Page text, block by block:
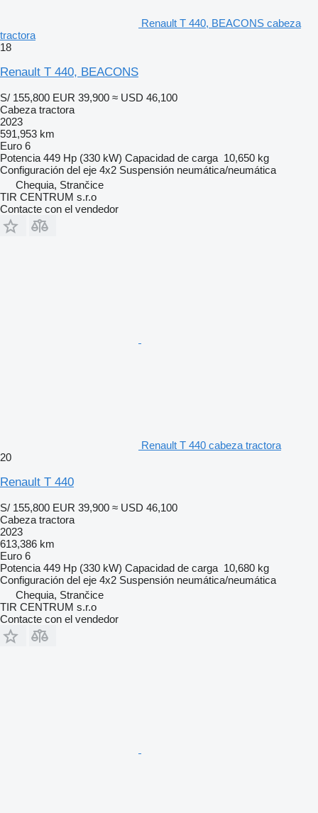
Renault T 440, BEACONS cabeza
tractora
18
Renault T 440, BEACONS
S/ 155,800 EUR 39,900 ≈ USD 46,100
Cabeza tractora
2023
591,953 km
Euro 6
Potencia 449 Hp (330 kW) Capacidad de carga 10,650 kg
Configuración del eje 4x2 Suspensión neumática/neumática
Chequia, Strančice
TIR CENTRUM s.r.o
Contacte con el vendedor
Renault T 440 cabeza tractora
20
Renault T 440
S/ 155,800 EUR 39,900 ≈ USD 46,100
Cabeza tractora
2023
613,386 km
Euro 6
Potencia 449 Hp (330 kW) Capacidad de carga 10,680 kg
Configuración del eje 4x2 Suspensión neumática/neumática
Chequia, Strančice
TIR CENTRUM s.r.o
Contacte con el vendedor